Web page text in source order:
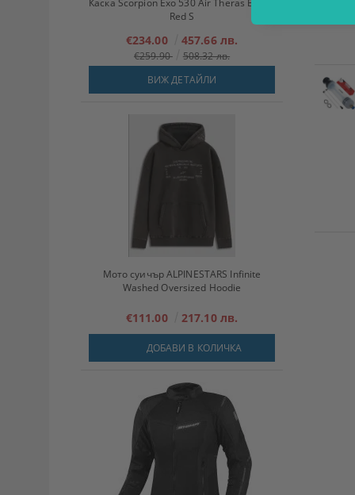
Каска Scorpion Exo 530 Air Theras Black-
Red S
€234.00 457.66 лв.
€259.90
508.32 лв.
ВИЖ ДЕТАЙЛИ
Мото суичър ALPINESTARS Infinite
Washed Oversized Hoodie
€111.00 217.10 лв.
ДОБАВИ В КОЛИЧКА